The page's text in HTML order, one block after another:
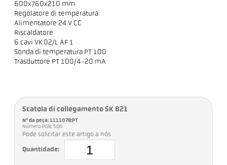
600x760x210 mm
Regolatore di temperatura
Alimentatore 24 V CC
Riscaldatore
6 cavi VK 02/L AF 1
Sonda di temperatura PT 100
Trasduttore PT 100/4-20 mA
Scatola di collegamento SK 821
Nº da peça: 1111078:PT
Número PGB: 500
Pode solicitar este artigo a nós
Quantidade: